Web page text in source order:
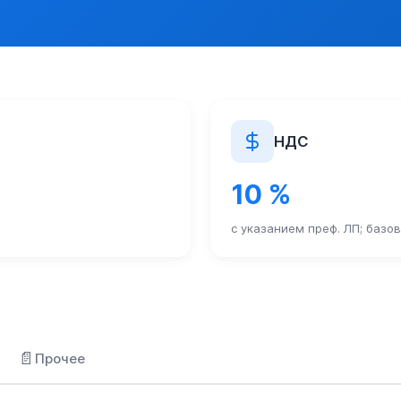
N 125 "Об утверждении Правил выдачи
Коллегии ЕЭК от 04.10.2021 N 134
Порядок выдачи генеральных, разовых и
N 125 "Об утверждении Правил выдачи
НДС
10 %
с указанием преф. ЛП;
📄 Прочее